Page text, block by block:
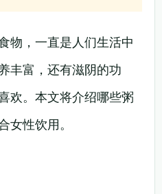
物，一直是人们生活中
丰富，还有滋阴的功
欢。本文将介绍哪些粥
女性饮用。